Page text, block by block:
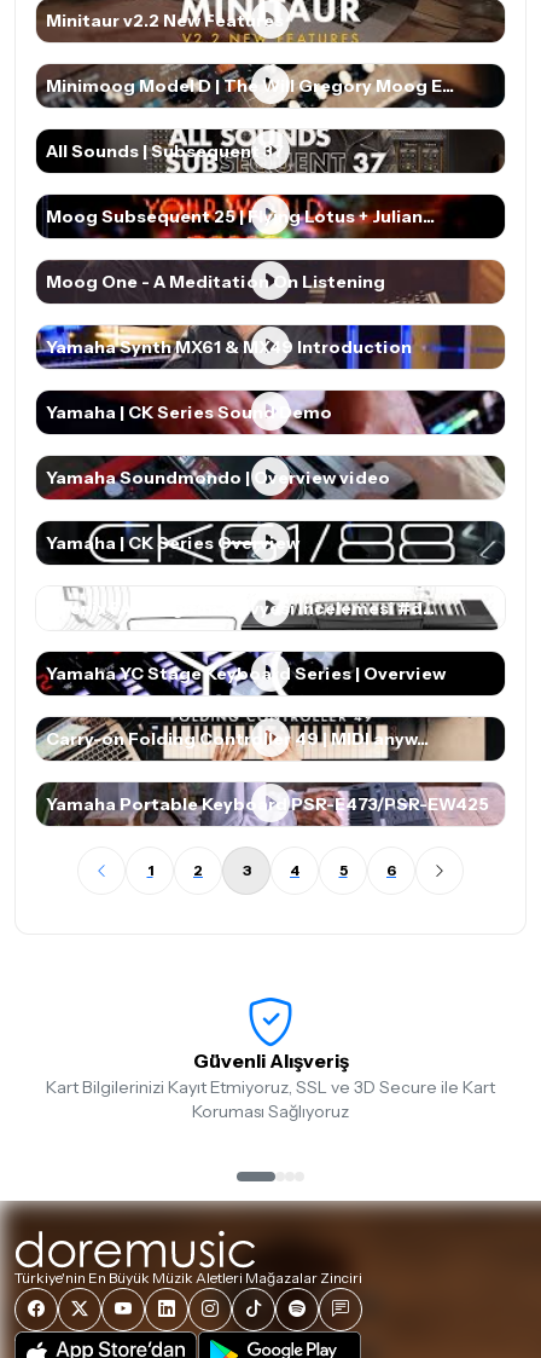
Minitaur v2.2 New Features
Minimoog Model D | The Will Gregory Moog E...
All Sounds | Subsequent 37
Moog Subsequent 25 | Flying Lotus + Julian...
Moog One - A Meditation On Listening
Yamaha Synth MX61 & MX49 Introduction
Yamaha | CK Series Sound Demo
Yamaha Soundmondo | Overview video
Yamaha | CK Series Overview
#Fenix FA-61 Eğitim Klavyesi İncelemesi #d...
Yamaha YC Stage Keyboard Series | Overview
Carry-on Folding Controller 49 | MIDI anyw...
Yamaha Portable Keyboard PSR-E473/PSR-EW425
1 2 3 4 5 6
Güvenli Alışveriş
Kart Bilgilerinizi Kayıt Etmiyoruz, SSL ve 3D Secure ile Kart
Koruması Sağlıyoruz
Türkiye'nin En Büyük Müzik Aletleri Mağazalar Zinciri